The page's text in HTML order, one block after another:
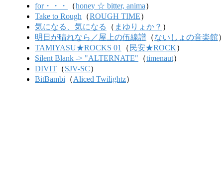
for・・・
（honey ☆ bitter, anima）
Take to Rough （ROUGH TIME）
気になる、気になる
（ まゆりょか？ ）
明日が晴れなら／屋上の伍線譜 （ないしょの音楽館
TAMIYASU★ROCKS 01
（ 民安★ROCK）
Silent Blank -> "ALTERNATE" （timenaut）
DIVIT （SJV-SC）
BitBambi （Aliced Twilightz）